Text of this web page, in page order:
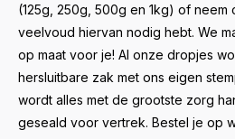
(125g, 250g, 500g en 1kg) of neem
veelvoud hiervan nodig hebt. We
op maat voor je! Al onze dropjes
hersluitbare zak met ons eigen
wordt alles met de grootste zorg
geseald voor vertrek. Bestel je op